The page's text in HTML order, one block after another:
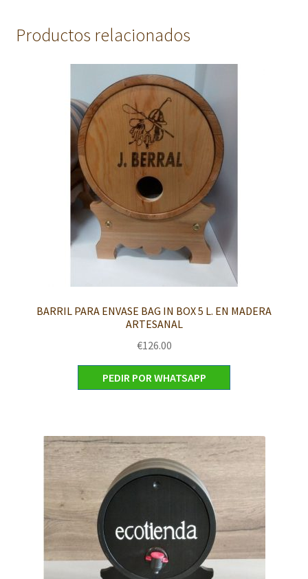
Productos relacionados
BARRIL PARA ENVASE BAG IN BOX 5 L. EN MADERA
ARTESANAL
€126.00
PEDIR POR WHATSAPP